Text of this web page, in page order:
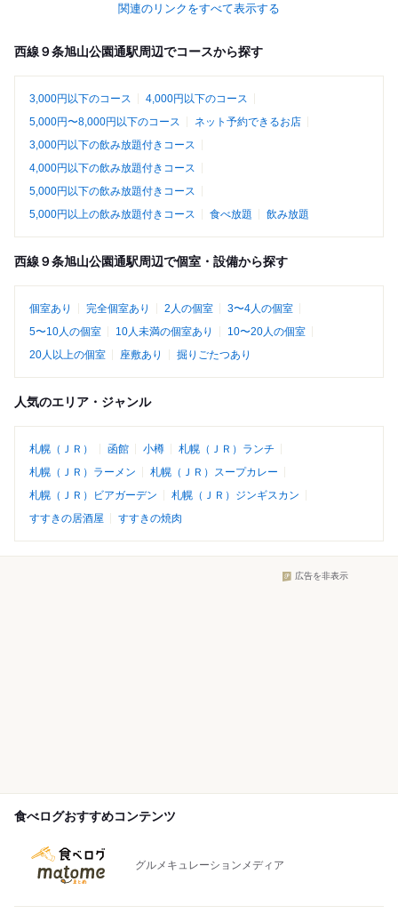
関連のリンクをすべて表示する
西線９条旭山公園通駅周辺でコースから探す
3,000円以下のコース
4,000円以下のコース
5,000円〜8,000円以下のコース
ネット予約できるお店
3,000円以下の飲み放題付きコース
4,000円以下の飲み放題付きコース
5,000円以下の飲み放題付きコース
5,000円以上の飲み放題付きコース
食べ放題 飲み放題
西線９条旭山公園通駅周辺で個室・設備から探す
個室あり 完全個室あり 2人の個室
3〜4人の個室
5〜10人の個室
10人未満の個室あり
10〜20人の個室
20人以上の個室
座敷あり 掘りごたつあり
人気のエリア・ジャンル
札幌（ＪＲ） 函館 小樽
札幌（ＪＲ）ランチ
札幌（ＪＲ）ラーメン
札幌（ＪＲ）スープカレー
札幌（ＪＲ）ビアガーデン
札幌（ＪＲ）ジンギスカン
すすきの居酒屋
すすきの焼肉
広告を非表示
食べログおすすめコンテンツ
グルメキュレーションメディア